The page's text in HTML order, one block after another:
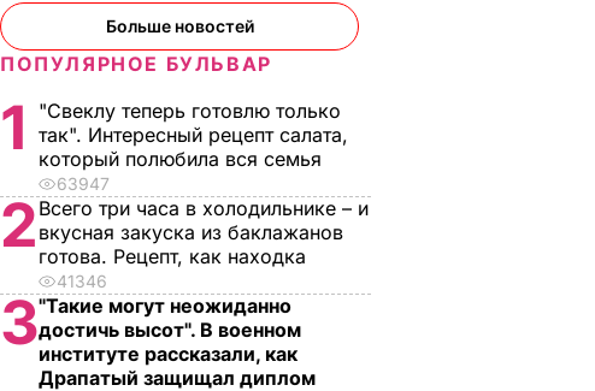
Больше новостей
ПОПУЛЯРНОЕ БУЛЬВАР
1
"Свеклу теперь готовлю только
так". Интересный рецепт салата,
который полюбила вся семья
63947
2 Всего три часа в холодильнике – и
вкусная закуска из баклажанов
готова. Рецепт, как находка
41346
3"Такие могут неожиданно
достичь высот". В военном
институте рассказали, как
Драпатый защищал диплом